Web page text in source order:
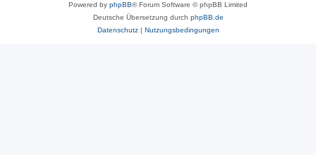
Powered by phpBB® Forum Software © phpBB Limited
Deutsche Übersetzung durch phpBB.de
Datenschutz| Nutzungsbedingungen